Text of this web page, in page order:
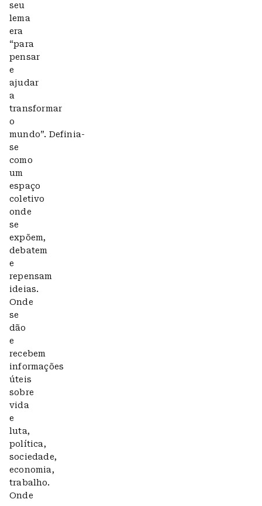
seu
lema
era
“para
pensar
e
ajudar
a
transformar
o
mundo”. Definia-
se
como
um
espaço
coletivo
onde
se
expõem,
debatem
e
repensam
ideias.
Onde
se
dão
e
recebem
informações
úteis
sobre
vida
e
luta,
política,
sociedade,
economia,
trabalho.
Onde